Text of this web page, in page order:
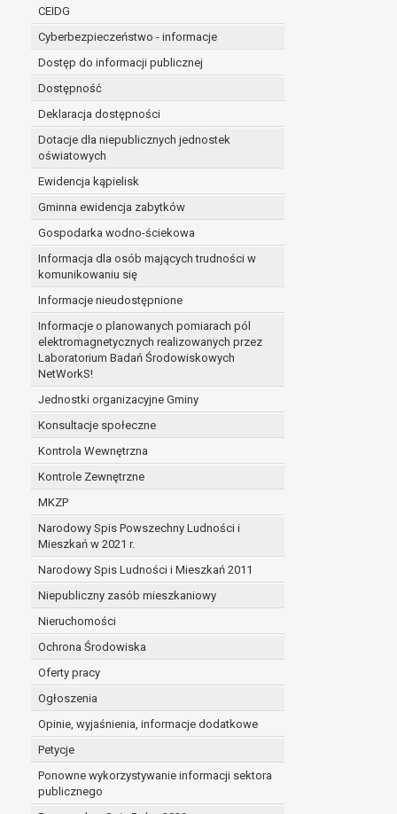
CEIDG
Cyberbezpieczeństwo - informacje
Dostęp do informacji publicznej
Dostępność
Deklaracja dostępności
Dotacje dla niepublicznych jednostek
oświatowych
Ewidencja kąpielisk
Gminna ewidencja zabytków
Gospodarka wodno-ściekowa
Informacja dla osób mających trudności w
komunikowaniu się
Informacje nieudostępnione
Informacje o planowanych pomiarach pól
elektromagnetycznych realizowanych przez
Laboratorium Badań Środowiskowych
NetWorkS!
Jednostki organizacyjne Gminy
Konsultacje społeczne
Kontrola Wewnętrzna
Kontrole Zewnętrzne
MKZP
Narodowy Spis Powszechny Ludności i
Mieszkań w 2021 r.
Narodowy Spis Ludności i Mieszkań 2011
Niepubliczny zasób mieszkaniowy
Nieruchomości
Ochrona Środowiska
Oferty pracy
Ogłoszenia
Opinie, wyjaśnienia, informacje dodatkowe
Petycje
Ponowne wykorzystywanie informacji sektora
publicznego
administratorowi bądź
niezbędność przetwarzania do celów
Z przyczyn związanych z Pani/Pana
on istnienie ważnych prawnie uzasadnionych
ustalenia, dochodzenia lub obrony roszczeń.
W przypadku gdy przetwarzanie danych osobowych
prawo do cofnięcia tej zgody w dowolnym momencie.
Przysługuje Pani/Panu prawo wniesienia skargi do
Organem właściwym do wniesienia skargi jest Prezes
W zależności od sfery, w której przetwarzane są
Pani/Pana dane nie będą poddawane